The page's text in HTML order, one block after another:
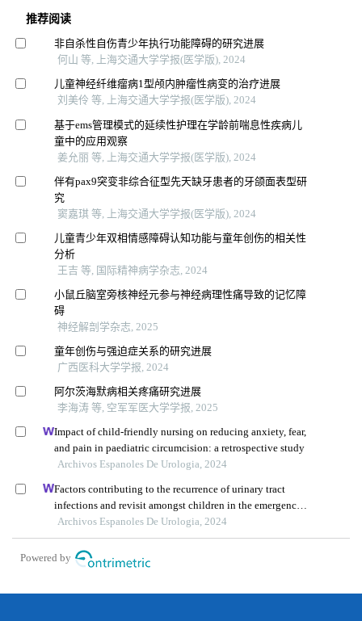
推荐阅读
非自杀性自伤青少年执行功能障碍的研究进展
何山 等, 上海交通大学学报(医学版), 2024
儿童神经纤维瘤病1型颅内肿瘤性病变的治疗进展
刘美伶 等, 上海交通大学学报(医学版), 2024
基于ems管理模式的延续性护理在学龄前喘息性疾病儿
童中的应用观察
姜允丽 等, 上海交通大学学报(医学版), 2024
伴有pax9突变非综合征型先天缺牙患者的牙颌面表型研
究
窦嘉琪 等, 上海交通大学学报(医学版), 2024
儿童青少年双相情感障碍认知功能与童年创伤的相关性
分析
王吉 等, 国际精神病学杂志, 2024
小鼠丘脑室旁核神经元参与神经病理性痛导致的记忆障
碍
神经解剖学杂志, 2025
童年创伤与强迫症关系的研究进展
广西医科大学学报, 2024
阿尔茨海默病相关疼痛研究进展
李海涛 等, 空军军医大学学报, 2025
Impact of child-friendly nursing on reducing anxiety, fear,
and pain in paediatric circumcision: a retrospective study
Archivos Espanoles De Urologia, 2024
Factors contributing to the recurrence of urinary tract
infections and revisit amongst children in the emergency
department: a single-centre retrospective study
Archivos Espanoles De Urologia, 2024
Powered by